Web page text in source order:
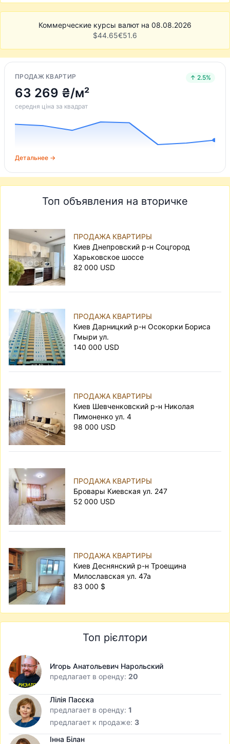
Коммерческие курсы валют на 08.08.2026
$44.65€51.6
ПРОДАЖ КВАРТИР ↑ 2.5%
63 269 ₴/м²
середня ціна за квадрат
Детальнее →
Топ объявления на вторичке
ПРОДАЖА КВАРТИРЫ
Киев Днепровский р-н Соцгород
Харьковское шоссе
82 000 USD
ПРОДАЖА КВАРТИРЫ
Киев Дарницкий р-н Осокорки Бориса
Гмыри ул.
140 000 USD
ПРОДАЖА КВАРТИРЫ
Киев Шевченковский р-н Николая
Пимоненко ул. 4
98 000 USD
ПРОДАЖА КВАРТИРЫ
Бровары Киевская ул. 247
52 000 USD
ПРОДАЖА КВАРТИРЫ
Киев Деснянский р-н Троещина
Милославская ул. 47а
83 000 $
Топ рієлтори
Игорь Анатольевич Нарольский
предлагает в оренду: 20
Лілія Пасєка
предлагает в оренду: 1
предлагает к продаже: 3
Інна Білан